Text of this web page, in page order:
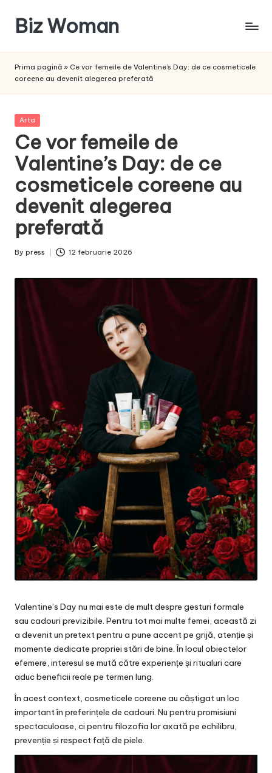
content
Biz Woman
succesul
Prima pagină » Ce vor femeile de Valentine’s Day: de ce cosmeticele
coreene au devenit alegerea preferată
Posted
Arta
Ce vor femeile de
Valentine’s Day: de ce
cosmeticele coreene au
devenit alegerea
preferată
Posted
By press 12 februarie 2026
Valentine’s Day nu mai este de mult despre gesturi formale
sau cadouri previzibile. Pentru tot mai multe femei, această zi
a devenit un pretext pentru a pune accent pe grijă, atenție și
momente dedicate propriei stări de bine. În locul obiectelor
efemere, interesul se mută către experiențe și ritualuri care
aduc beneficii reale pe termen lung.
În acest context, cosmeticele coreene au câștigat un loc
important în preferințele de cadouri. Nu pentru promisiuni
spectaculoase, ci pentru filozofia lor axată pe echilibru,
prevenție și respect față de piele.